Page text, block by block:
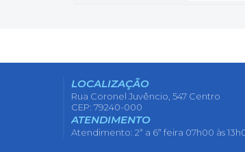
LOCALIZAÇÃO
Rua Coronel Juvêncio, 547 Centro
CEP: 79240-000
ATENDIMENTO
Atendimento: 2ª a 6ª feira 07h00 às